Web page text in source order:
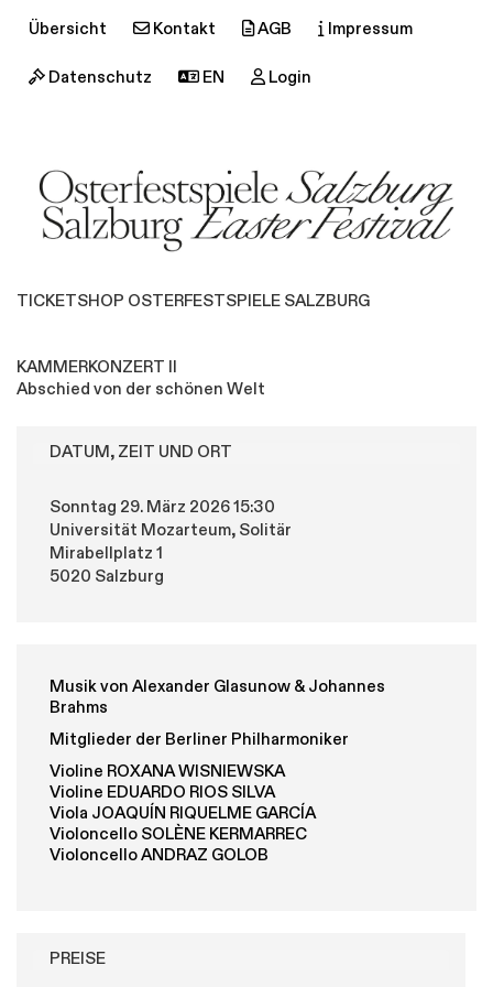
Übersicht Kontakt AGB Impressum
Datenschutz EN Login
TICKETSHOP OSTERFESTSPIELE SALZBURG
KAMMERKONZERT II
Abschied von der schönen Welt
DATUM, ZEIT UND ORT
Sonntag 29. März 2026 15:30
Universität Mozarteum, Solitär
Mirabellplatz 1
5020 Salzburg
Musik von Alexander Glasunow & Johannes
Brahms
Mitglieder der Berliner Philharmoniker
Violine ROXANA WISNIEWSKA
Violine EDUARDO RIOS SILVA
Viola JOAQUÍN RIQUELME GARCÍA
Violoncello SOLÈNE KERMARREC
Violoncello ANDRAZ GOLOB
PREISE